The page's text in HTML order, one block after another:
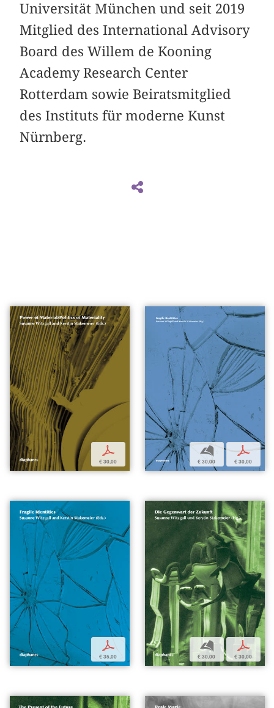
Universität München und seit 2019
Mitglied des International Advisory
Board des Willem de Kooning
Academy Research Center
Rotterdam sowie Beiratsmitglied
des Instituts für moderne Kunst
Nürnberg.
p
€ 30,00
b
€ 30,00
p
€ 30,00
p
€ 35,00
b
€ 30,00
p
€ 30,00